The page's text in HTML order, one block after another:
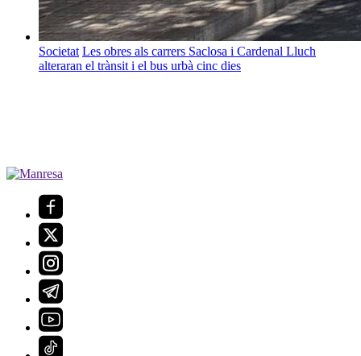
Societat Les obres als carrers Saclosa i Cardenal Lluch
alteraran el trànsit i el bus urbà cinc dies